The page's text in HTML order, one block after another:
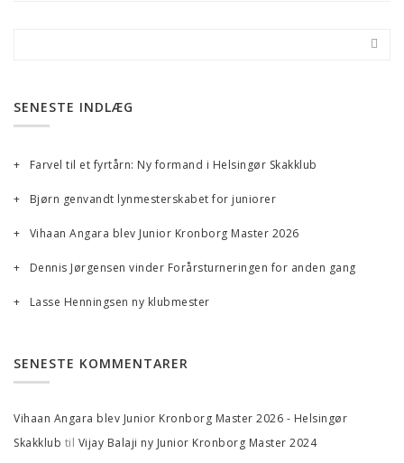
SENESTE INDLÆG
Farvel til et fyrtårn: Ny formand i Helsingør Skakklub
Bjørn genvandt lynmesterskabet for juniorer
Vihaan Angara blev Junior Kronborg Master 2026
Dennis Jørgensen vinder Forårsturneringen for anden gang
Lasse Henningsen ny klubmester
SENESTE KOMMENTARER
Vihaan Angara blev Junior Kronborg Master 2026 - Helsingør
Skakklub til Vijay Balaji ny Junior Kronborg Master 2024